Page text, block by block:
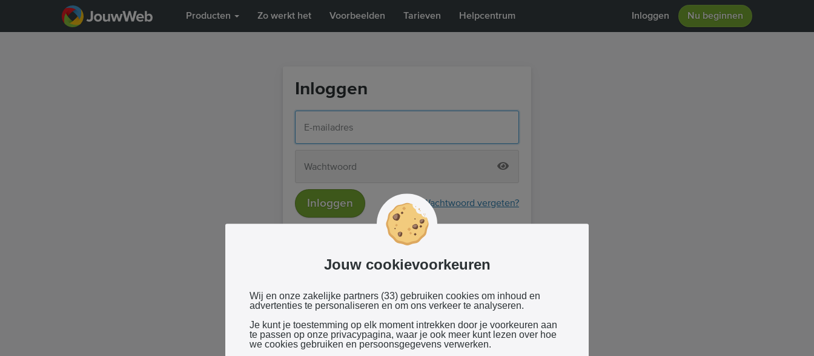
Producten Zo werkt het Voorbeelden Tarieven Helpcentrum Inloggen Nu beginnen
Inloggen
Inloggen Wachtwoord vergeten?
of
Bij gebruik van onze dienst ga je akkoord met onze
algemene voorwaarden
Jouw cookievoorkeuren
Wij en onze zakelijke partners (33) gebruiken cookies om inhoud en
advertenties te personaliseren en om ons verkeer te analyseren.
Je kunt je toestemming op elk moment intrekken door je voorkeuren aan
te passen op onze privacypagina, waar je ook meer kunt lezen over hoe
we cookies gebruiken en persoonsgegevens verwerken.